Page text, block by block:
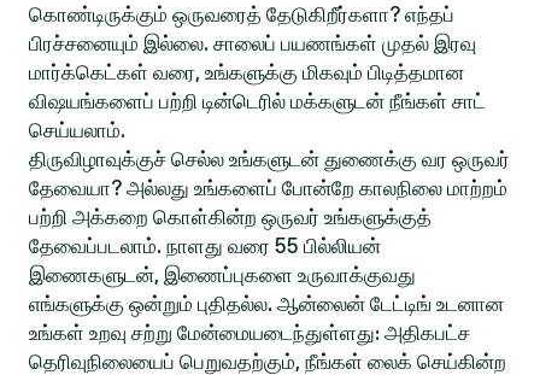
கொண்டிருக்கும் ஒருவரைத் தேடுகிறீர்களா? எந்தப்
பிரச்சனையும் இல்லை. சாலைப் பயணங்கள் முதல் இரவு
மார்க்கெட்கள் வரை, உங்களுக்கு மிகவும் பிடித்தமான
விஷயங்களைப் பற்றி டின்டெரில் மக்களுடன் நீங்கள் சாட்
செய்யலாம்.
திருவிழாவுக்குச் செல்ல உங்களுடன் துணைக்கு வர ஒருவர்
தேவையா? அல்லது உங்களைப் போன்றே காலநிலை மாற்றம்
பற்றி அக்கறை கொள்கின்ற ஒருவர் உங்களுக்குத்
தேவைப்படலாம். நாளது வரை 55 பில்லியன்
இணைகளுடன், இணைப்புகளை உருவாக்குவது
எங்களுக்கு ஒன்றும் புதிதல்ல. ஆன்லைன் டேட்டிங் உடனான
உங்கள் உறவு சற்று மேன்மையடைந்துள்ளது: அதிகபட்ச
தெரிவுநிலையைப் பெறுவதற்கும், நீங்கள் லைக் செய்கின்ற